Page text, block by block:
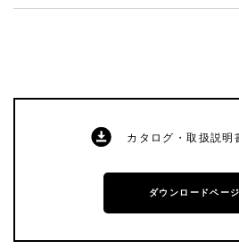
カタログ・取扱説明
ダウンロードペー